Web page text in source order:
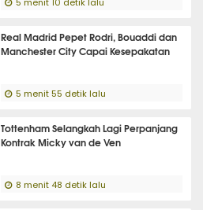
5 menit 10 detik lalu
Real Madrid Pepet Rodri, Bouaddi dan
Manchester City Capai Kesepakatan
5 menit 55 detik lalu
Tottenham Selangkah Lagi Perpanjang
Kontrak Micky van de Ven
8 menit 48 detik lalu